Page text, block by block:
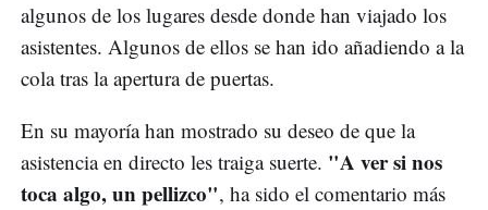
algunos de los lugares desde donde han viajado los
asistentes. Algunos de ellos se han ido añadiendo a la
cola tras la apertura de puertas.
En su mayoría han mostrado su deseo de que la
asistencia en directo les traiga suerte. "A ver si nos
toca algo, un pellizco", ha sido el comentario más